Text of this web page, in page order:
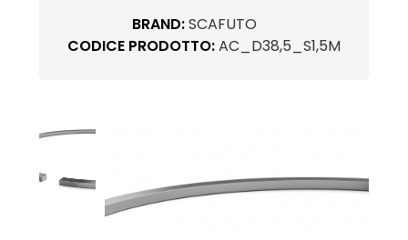
BRAND:SCAFUTO
CODICE PRODOTTO:AC_D38,5_S1,5M